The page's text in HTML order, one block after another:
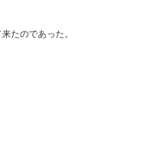
たのであった。